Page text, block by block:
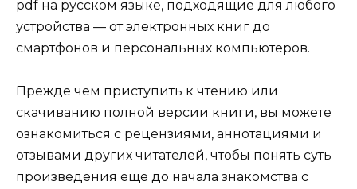
pdf на русском языке, подходящие для любого
устройства — от электронных книг до
смартфонов и персональных компьютеров.
Прежде чем приступить к чтению или
скачиванию полной версии книги, вы можете
ознакомиться с рецензиями, аннотациями и
отзывами других читателей, чтобы понять суть
произведения еще до начала знакомства с